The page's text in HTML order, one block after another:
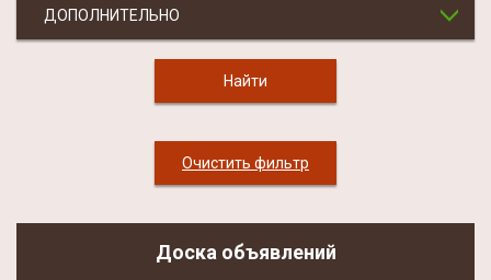
ДОПОЛНИТЕЛЬНО
Очистить фильтр
Доска объявлений